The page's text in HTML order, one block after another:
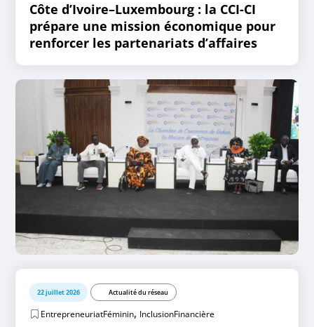
Côte d’Ivoire–Luxembourg : la CCI-CI
prépare une mission économique pour
renforcer les partenariats d’affaires
22 juillet 2026 Actualité du réseau
EntrepreneuriatFéminin, InclusionFinancière